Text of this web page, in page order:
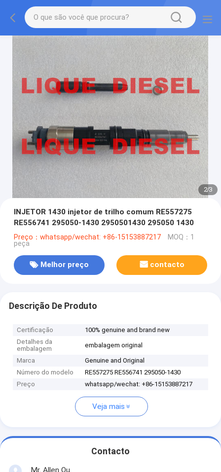
2/3
INJETOR 1430 injetor de trilho comum RE557275
RE556741 295050-1430 2950501430 295050 1430
Preço：whatsapp/wechat: +86-15153887217 MOQ：1
peça
Melhor preço contacto
Descrição De Produto
Certificação
100% genuine and brand new
Detalhes da
embalagem
embalagem original
Marca
Genuine and Original
Número do modelo
RE557275 RE556741 295050-1430
Preço
whatsapp/wechat: +86-15153887217
Veja mais
Contacto
Mr. Allen Qu